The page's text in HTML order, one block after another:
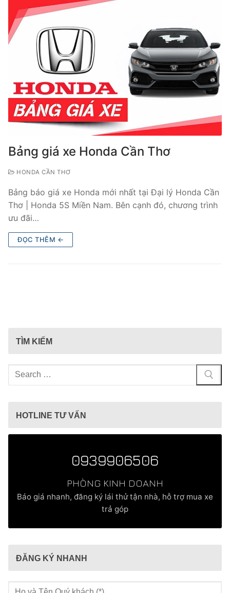
Bảng giá xe Honda Cần Thơ
HONDA CẦN THƠ
Bảng báo giá xe Honda mới nhất tại Đại lý Honda Cần
Thơ | Honda 5S Miền Nam. Bên cạnh đó, chương trình
ưu đãi…
ĐỌC THÊM ←
TÌM KIẾM
Tìm
kiếm
HOTLINE TƯ VẤN
0939906506
PHÒNG KINH DOANH
Báo giá nhanh, đăng ký lái thử tận nhà, hỗ trợ mua xe
trả góp
ĐĂNG KÝ NHANH